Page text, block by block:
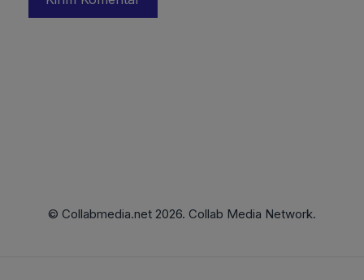
© Collabmedia.net 2026. Collab Media Network.